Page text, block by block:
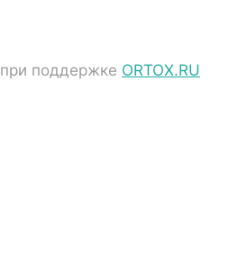
при поддержке ORTOX.RU